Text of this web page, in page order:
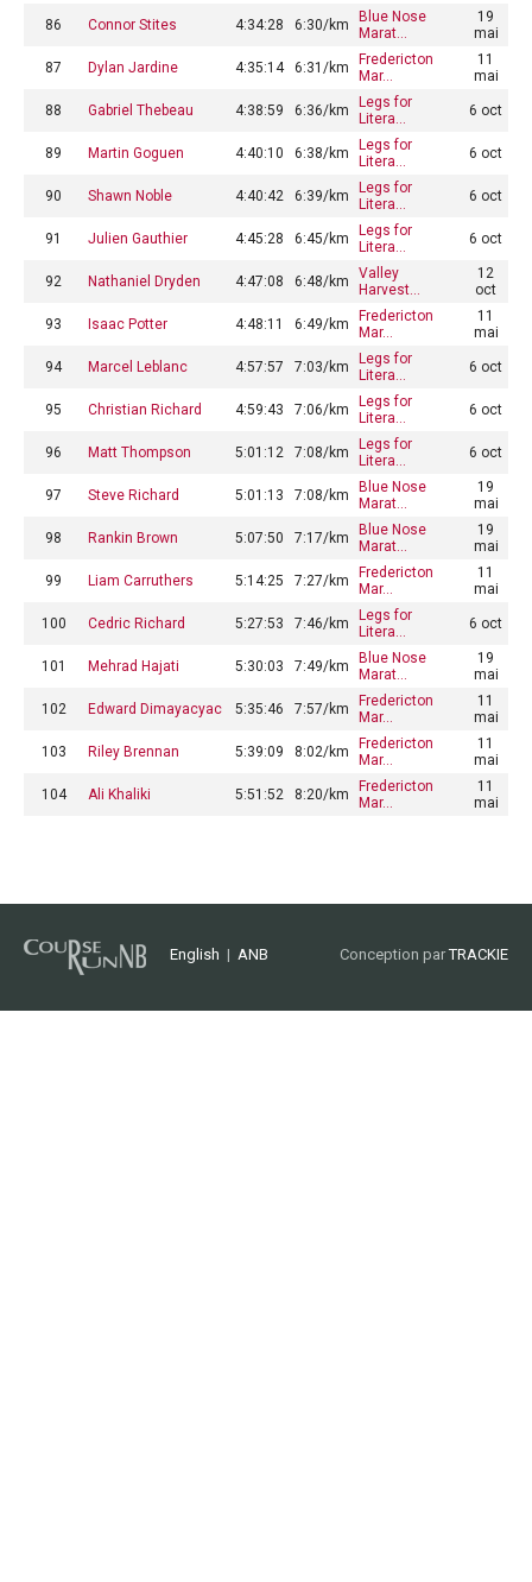
86 Connor Stites 4:34:28 6:30/km
Blue Nose
Marat…
19
mai
87 Dylan Jardine 4:35:14 6:31/km
Fredericton
Mar…
11
mai
88 Gabriel Thebeau 4:38:59 6:36/km
Legs for
Litera…
6 oct
89 Martin Goguen 4:40:10 6:38/km
Legs for
Litera…
6 oct
90 Shawn Noble 4:40:42 6:39/km
Legs for
Litera…
6 oct
91 Julien Gauthier 4:45:28 6:45/km
Legs for
Litera…
6 oct
92 Nathaniel Dryden 4:47:08 6:48/km
Valley
Harvest…
12
oct
93 Isaac Potter 4:48:11 6:49/km
Fredericton
Mar…
11
mai
94 Marcel Leblanc 4:57:57 7:03/km
Legs for
Litera…
6 oct
95 Christian Richard 4:59:43 7:06/km
Legs for
Litera…
6 oct
96 Matt Thompson 5:01:12 7:08/km
Legs for
Litera…
6 oct
97 Steve Richard 5:01:13 7:08/km
Blue Nose
Marat…
19
mai
98 Rankin Brown 5:07:50 7:17/km
Blue Nose
Marat…
19
mai
99 Liam Carruthers 5:14:25 7:27/km
Fredericton
Mar…
11
mai
100 Cedric Richard 5:27:53 7:46/km
Legs for
Litera…
6 oct
101 Mehrad Hajati 5:30:03 7:49/km
Blue Nose
Marat…
19
mai
102 Edward Dimayacyac 5:35:46 7:57/km
Fredericton
Mar…
11
mai
103 Riley Brennan 5:39:09 8:02/km
Fredericton
Mar…
11
mai
104 Ali Khaliki 5:51:52 8:20/km
Fredericton
Mar…
11
mai
English | ANB Conception parTRACKIE